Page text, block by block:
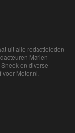
uit alle redactieleden
Marien
en diverse
Motor.nl.